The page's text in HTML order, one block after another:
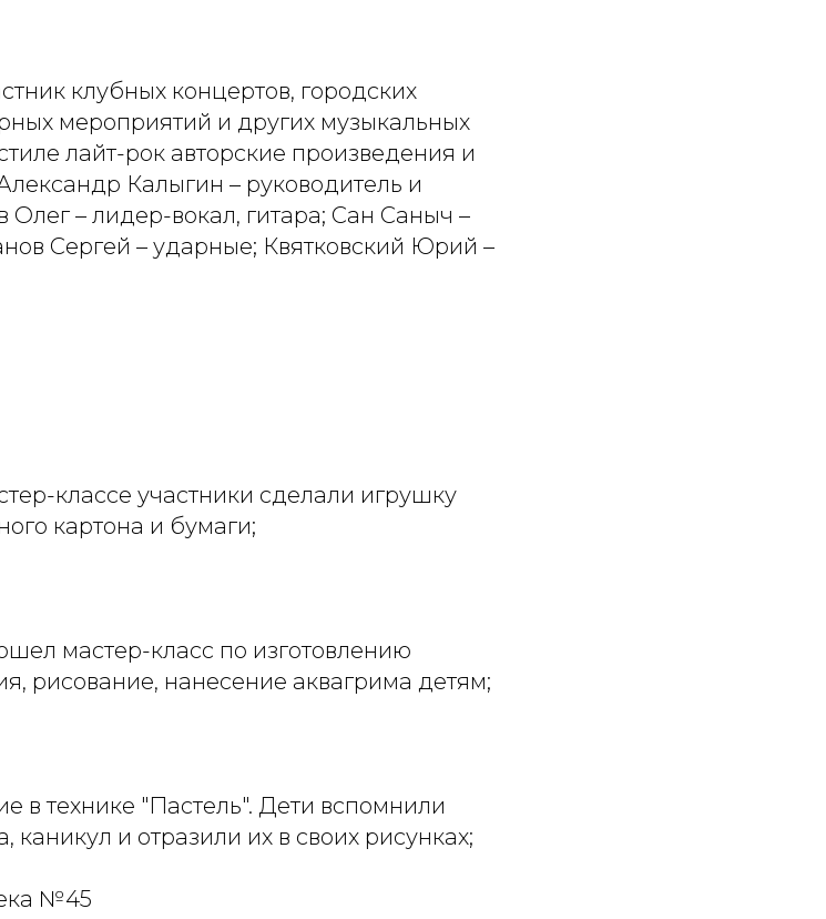
клубных концертов, городских
мероприятий и других музыкальных
лайт-рок авторские произведения и
Калыгин – руководитель и
Олег – лидер-вокал, гитара; Сан Саныч –
Сергей – ударные; Квятковский Юрий –
классе участники сделали игрушку
картона и бумаги;
мастер-класс по изготовлению
рисование, нанесение аквагрима детям;
в технике "Пастель". Дети вспомнили
каникул и отразили их в своих рисунках;
№45